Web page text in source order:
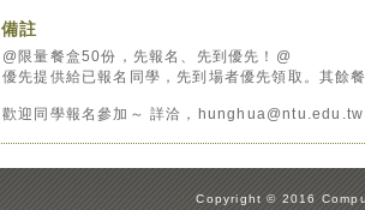
備註
@限量餐盒50份，先報名、先到優先！@
優先提供給已報名同學，先到場者優先領取。其餘
歡迎同學報名參加～ 詳洽，hunghua@ntu.edu.tw
:::Copyright © 2016